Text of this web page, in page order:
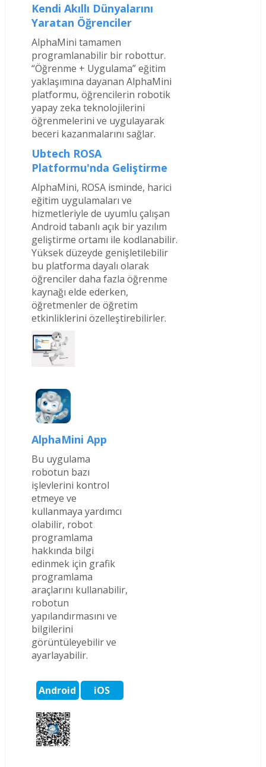
Kendi Akıllı Dünyalarını
Yaratan Öğrenciler
AlphaMini tamamen
programlanabilir bir robottur.
“Öğrenme + Uygulama” eğitim
yaklaşımına dayanan AlphaMini
platformu, öğrencilerin robotik
yapay zeka teknolojilerini
öğrenmelerini ve uygulayarak
beceri kazanmalarını sağlar.
Ubtech ROSA
Platformu'nda Geliştirme
AlphaMini, ROSA isminde, harici
eğitim uygulamaları ve
hizmetleriyle de uyumlu çalışan
Android tabanlı açık bir yazılım
geliştirme ortamı ile kodlanabilir.
Yüksek düzeyde genişletilebilir
bu platforma dayalı olarak
öğrenciler daha fazla öğrenme
kaynağı elde ederken,
öğretmenler de öğretim
etkinliklerini özelleştirebilirler.
AlphaMini App
Bu uygulama
robotun bazı
işlevlerini kontrol
etmeye ve
kullanmaya yardımcı
olabilir, robot
programlama
hakkında bilgi
edinmek için grafik
programlama
araçlarını kullanabilir,
robotun
yapılandırmasını ve
bilgilerini
görüntüleyebilir ve
ayarlayabilir.
Android iOS